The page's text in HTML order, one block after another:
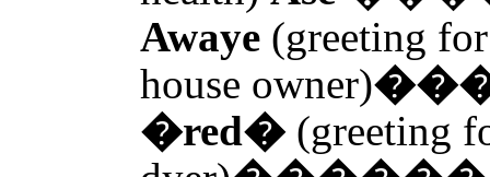
Awaye (greeting
house owner)
�red� (greeting